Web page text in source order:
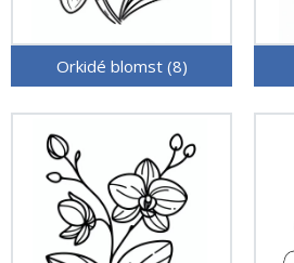
Orkidé blomst (8)